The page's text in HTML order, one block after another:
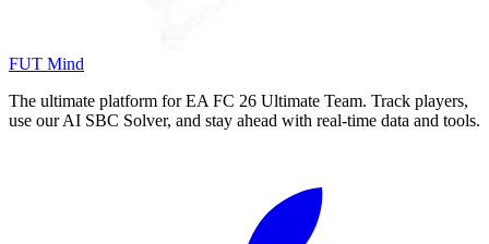
FUT Mind
The ultimate platform for EA FC 26 Ultimate Team. Track players,
use our AI SBC Solver, and stay ahead with real-time data and tools.